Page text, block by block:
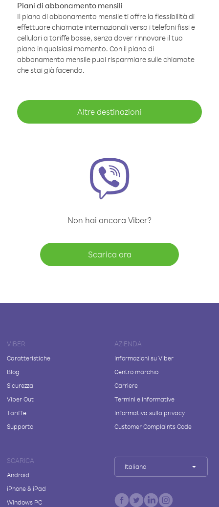
Piani di abbonamento mensili
Il piano di abbonamento mensile ti offre la flessibilità di
effettuare chiamate internazionali verso i telefoni fissi e
cellulari a tariffe basse, senza dover rinnovare il tuo
piano in qualsiasi momento. Con il piano di
abbonamento mensile puoi risparmiare sulle chiamate
che stai già facendo.
Altre destinazioni
Non hai ancora Viber?
Scarica ora
VIBER
Caratteristiche
Blog
Sicurezza
Viber Out
Tariffe
Supporto
AZIENDA
Informazioni su Viber
Centro marchio
Carriere
Termini e informative
Informativa sulla privacy
Customer Complaints Code
SCARICA
Android
iPhone & iPad
Windows PC
Italiano